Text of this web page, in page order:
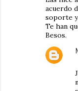
acuerdo
soporte y
Te han
Besos.